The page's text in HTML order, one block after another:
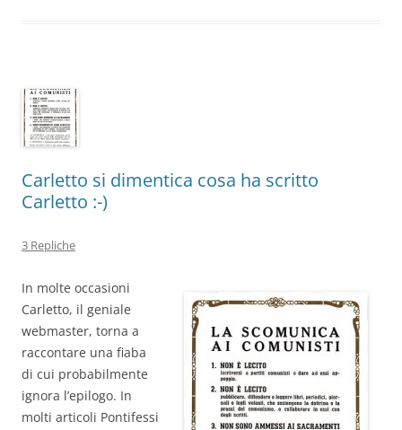
Carletto si dimentica cosa ha scritto
Carletto :-)
3 Repliche
In molte occasioni
Carletto, il geniale
webmaster, torna a
raccontare una fiaba
di cui probabilmente
ignora l’epilogo. In
molti articoli Pontifessi